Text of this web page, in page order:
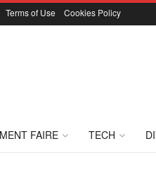
Terms of Use Cookies Policy
FAIRE TECH